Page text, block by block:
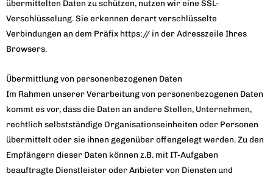
übermittelten Daten zu schützen, nutzen wir eine SSL-
Verschlüsselung. Sie erkennen derart verschlüsselte
Verbindungen an dem Präfix https:// in der Adresszeile Ihres
Browsers.
Übermittlung von personenbezogenen Daten
Im Rahmen unserer Verarbeitung von personenbezogenen Daten
kommt es vor, dass die Daten an andere Stellen, Unternehmen,
rechtlich selbstständige Organisationseinheiten oder Personen
übermittelt oder sie ihnen gegenüber offengelegt werden. Zu den
Empfängern dieser Daten können z.B. mit IT-Aufgaben
beauftragte Dienstleister oder Anbieter von Diensten und